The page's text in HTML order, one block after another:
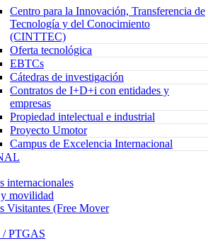
Centro para la Innovación, Transferencia de
Tecnología y del Conocimiento
(CINTTEC)
Oferta tecnológica
EBTCs
Cátedras de investigación
Contratos de I+D+i con entidades y
empresas
Propiedad intelectual e industrial
Proyecto Umotor
Campus de Excelencia Internacional
internacionales
movilidad
Visitantes (Free Mover
/ PTGAS